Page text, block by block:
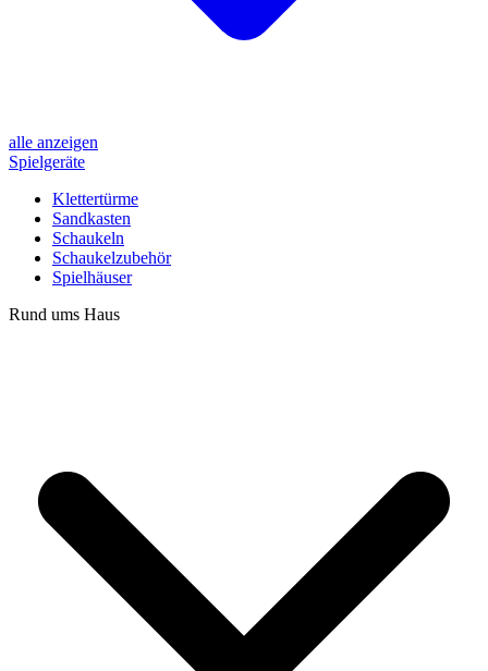
alle anzeigen
Spielgeräte
Klettertürme
Sandkasten
Schaukeln
Schaukelzubehör
Spielhäuser
Rund ums Haus